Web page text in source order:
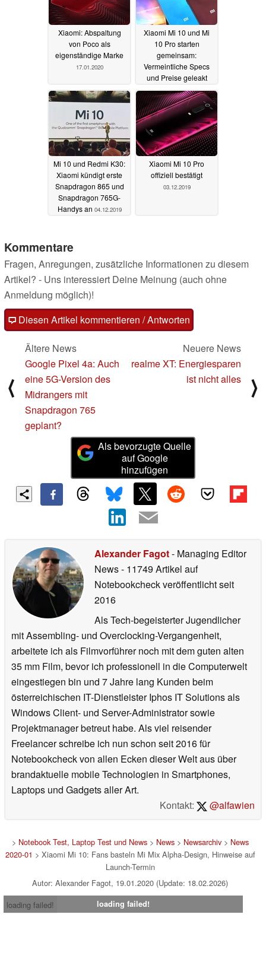
Xiaomi: Abspaltung
von Poco als
eigenständige Marke
17.01.2020
Xiaomi Mi 10 und Mi
10 Pro starten
gemeinsam:
Vermeintliche Specs
und Preise geleakt
03.01.2020
Mi 10 und Redmi K30:
Xiaomi kündigt erste
Snapdragon 865 und
Snapdragon 765G-
Handys an 04.12.2019
Xiaomi Mi 10 Pro
offiziell bestätigt
03.12.2019
Kommentare
Fragen, Anregungen, zusätzliche Informationen zu diesem
Artikel? - Uns interessiert Deine Meinung (auch ohne
Anmeldung möglich)!
Diesen Artikel kommentieren / Antworten
⟨
Ältere News
Google Pixel 4a: Auch
eine 5G-Version des
Midrangers mit
Snapdragon 765
geplant?
Neuere News
realme XT: Energiesparen
ist nicht alles
⟩
Als bevorzugte Quelle
auf Google
hinzufügen
Alexander Fagot- Managing Editor
News- 11749 Artikel auf
Notebookcheck veröffentlichtseit
2016
Als Tech-begeisterter Jugendlicher
mit Assembling- und Overclocking-Vergangenheit,
arbeitete ich als Filmvorführer noch mit dem guten alten
35 mm Film, bevor ich professionell in die Computerwelt
eingestiegen bin und 7 Jahre lang Kunden beim
österreichischen IT-Dienstleister Iphos IT Solutions als
Windows Client- und Server-Administrator sowie
Projektmanager betreut habe. Als viel reisender
Freelancer schreibe ich nun schon seit 2016 für
Notebookcheck von allen Ecken dieser Welt aus über
brandaktuelle mobile Technologien in Smartphones,
Laptops und Gadgets aller Art.
Kontakt:
@alfawien
> Notebook Test, Laptop Test und News> News> Newsarchiv> News
2020-01 > Xiaomi Mi 10: Fans basteln Mi Mix Alpha-Design, Hinweise auf
Launch-Termin
Autor: Alexander Fagot, 19.01.2020 (Update: 18.02.2026)
loading failed!
loading failed!